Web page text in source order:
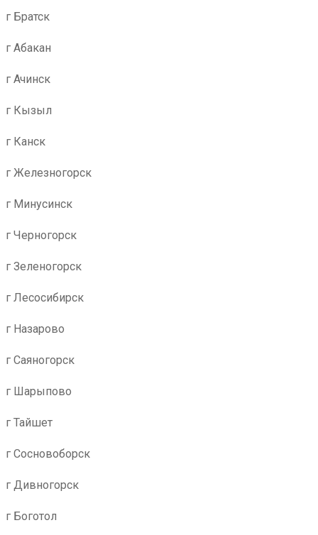
г Братск
г Абакан
г Ачинск
г Кызыл
г Канск
г Железногорск
г Минусинск
г Черногорск
г Зеленогорск
г Лесосибирск
г Назарово
г Саяногорск
г Шарыпово
г Тайшет
г Сосновоборск
г Дивногорск
г Боготол